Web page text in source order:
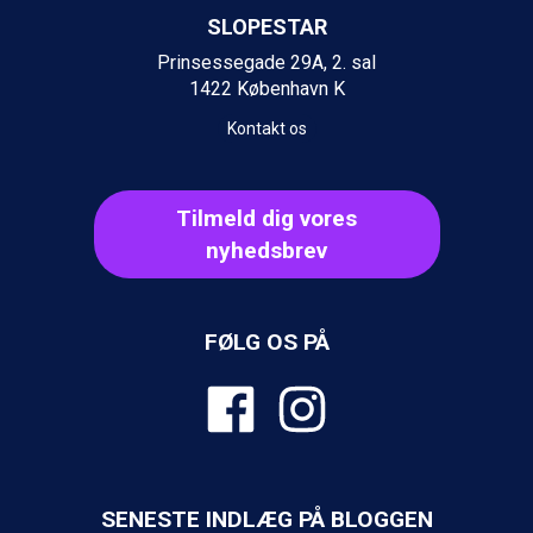
Ischgl fra DKK 7.095
St. Anton fra DKK 7.245
Zell am See fra DKK 4.095
Livigno fra DKK 4.145
Sauze dOulx fra DKK 4.045
Alleghe fra DKK 5.595
Bad Gastein fra DKK 4.195
Arabba fra DKK 7.045
Val Thorens fra DKK 5.395
Sölden fra DKK 8.445
Bad Hofgastein fra DKK 5.495
Passo Tonale fra DKK 3.795
Sestriere fra DKK 4.395
SLOPESTAR
Prinsessegade 29A, 2. sal
1422 København K
Kontakt os
Tilmeld dig vores
nyhedsbrev
FØLG OS PÅ
SENESTE INDLÆG PÅ BLOGGEN